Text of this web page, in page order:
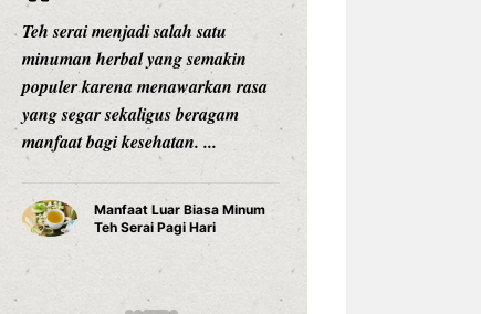
Teh serai menjadi salah satu
minuman herbal yang semakin
populer karena menawarkan rasa
yang segar sekaligus beragam
manfaat bagi kesehatan. ...
Manfaat Luar Biasa Minum
Teh Serai Pagi Hari